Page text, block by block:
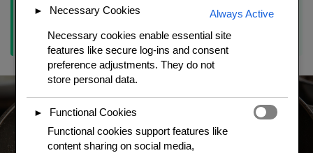
Gusseisen-Pfanne. Alternativ: Eine Aebleskiver-Pfanne oder
Takoyaki-Form funktioniert fast genauso gut und ist online oder
im Asiamarkt erhaeltlich.
► Necessary Cookies
Always Active
Necessary cookies enable essential site
features like secure log-ins and consent
preference adjustments. They do not
store personal data.
►
Functional Cookies
Functional cookies support features like
content sharing on social media,